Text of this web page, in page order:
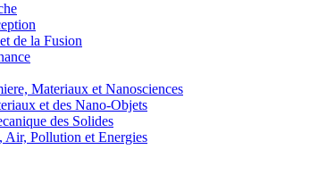
de la Fusion
Materiaux et Nanosciences
et des Nano-Objets
des Solides
Pollution et Energies